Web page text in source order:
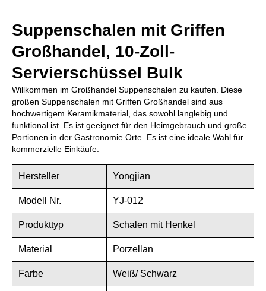
Suppenschalen mit Griffen
Großhandel, 10-Zoll-
Servierschüssel Bulk
Willkommen im Großhandel Suppenschalen zu kaufen. Diese
großen Suppenschalen mit Griffen Großhandel sind aus
hochwertigem Keramikmaterial, das sowohl langlebig und
funktional ist. Es ist geeignet für den Heimgebrauch und große
Portionen in der Gastronomie Orte. Es ist eine ideale Wahl für
kommerzielle Einkäufe.
Hersteller Yongjian
Modell Nr. YJ-012
Produkttyp Schalen mit Henkel
Material Porzellan
Farbe Weiß/ Schwarz